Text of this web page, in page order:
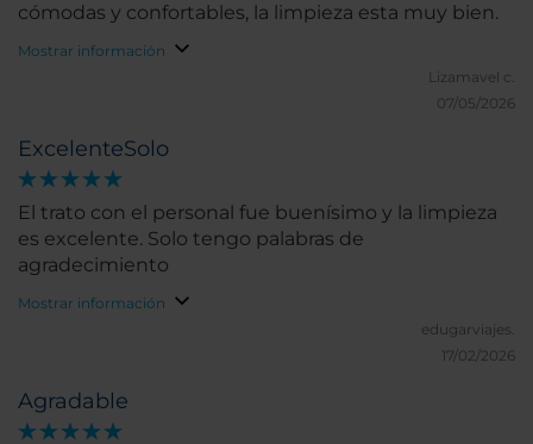
cómodas y confortables, la limpieza esta muy bien.
Mostrar información
Lizamavel c.
07/05/2026
ExcelenteSolo
El trato con el personal fue buenísimo y la limpieza
es excelente. Solo tengo palabras de
agradecimiento
Mostrar información
edugarviajes.
17/02/2026
Agradable